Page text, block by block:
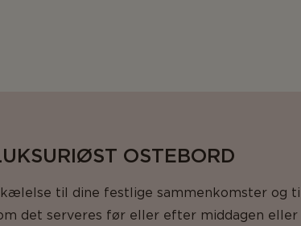
OSTEBORD
til dine festlige sammenkomster og
det serveres før eller efter middagen